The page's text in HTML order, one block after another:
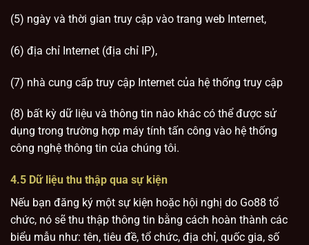
(5) ngày và thời gian truy cập vào trang web Internet,
(6) địa chỉ Internet (địa chỉ IP),
(7) nhà cung cấp truy cập Internet của hệ thống truy cập
(8) bất kỳ dữ liệu và thông tin nào khác có thể được sử
dụng trong trường hợp máy tính tấn công vào hệ thống
công nghệ thông tin của chúng tôi.
4.5 Dữ liệu thu thập qua sự kiện
Nếu bạn đăng ký một sự kiện hoặc hội nghị do Go88 tổ
chức, nó sẽ thu thập thông tin bằng cách hoàn thành các
biểu mẫu như: tên, tiêu đề, tổ chức, địa chỉ, quốc gia, số